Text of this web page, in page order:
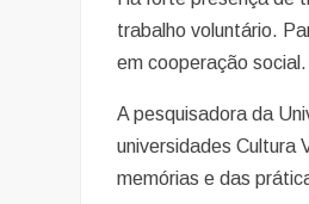
trabalho voluntário.
em cooperação social.
A pesquisadora da
universidades Cultura
memórias e das